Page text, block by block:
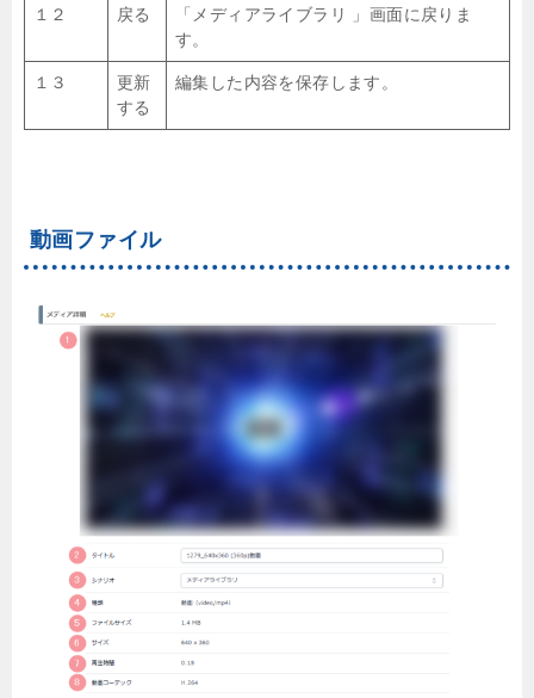
１２ 戻る
「メディアライブラリ 」画面に戻りま
す。
１３
更新
する
編集した内容を保存します。
動画ファイル